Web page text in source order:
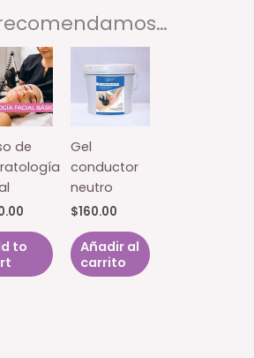
de
to
Gel
conductor
neutro
$160.00
Añadir al
carrito